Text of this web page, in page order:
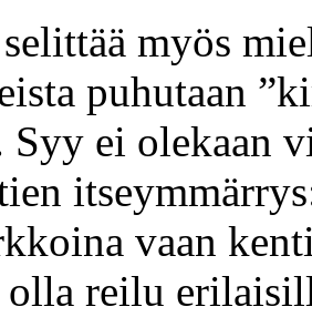
myös
puhutaan
ei olekaan
vaan
olla reilu